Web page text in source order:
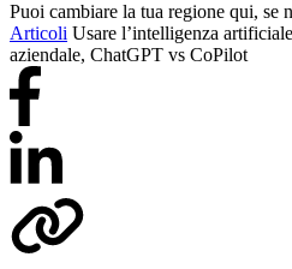
Puoi cambiare la tua regione qui, se
Articoli Usare l’intelligenza
aziendale, ChatGPT vs CoPilot